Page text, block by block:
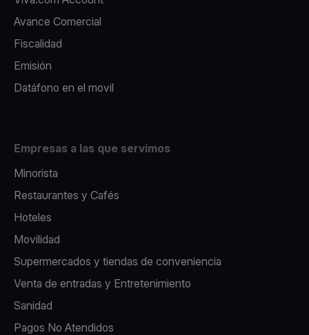
Avance Comercial
Fiscalidad
Emisión
Datáfono en el movil
Empresas a las que servimos
Minorista
Restaurantes y Cafés
Hoteles
Movilidad
Supermercados y tiendas de conveniencia
Venta de entradas y Entretenimiento
Sanidad
Pagos No Atendidos